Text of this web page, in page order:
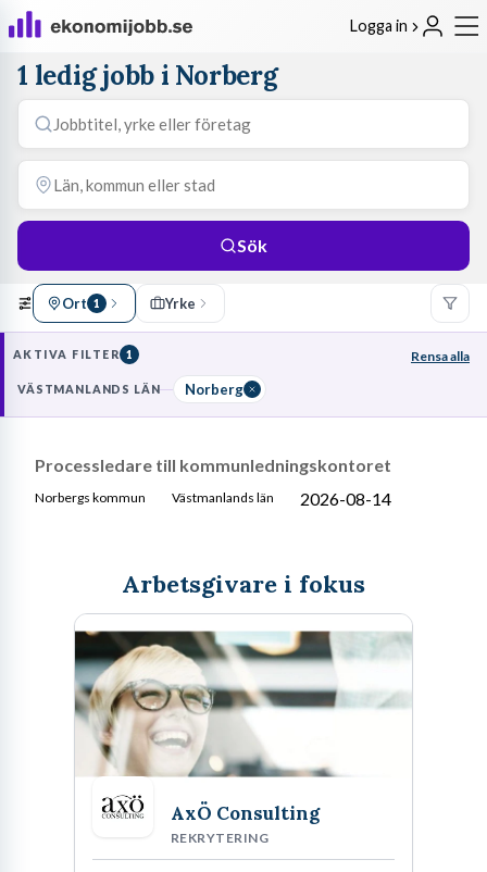
Logga in
1 ledig jobb i Norberg
Sök
Ort 1 Yrke
AKTIVA FILTER 1 Rensa alla
VÄSTMANLANDS LÄN Norberg
Processledare till kommunledningskontoret
Norbergs kommun Västmanlands län 2026-08-14
Arbetsgivare i fokus
AxÖ Consulting
REKRYTERING